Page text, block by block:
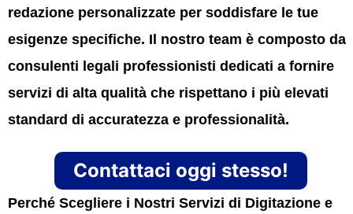
redazione personalizzate per soddisfare le tue
esigenze specifiche. Il nostro team è composto da
consulenti legali professionisti dedicati a fornire
servizi di alta qualità che rispettano i più elevati
standard di accuratezza e professionalità.
Contattaci oggi stesso!
Perché Scegliere i Nostri Servizi di Digitazione e